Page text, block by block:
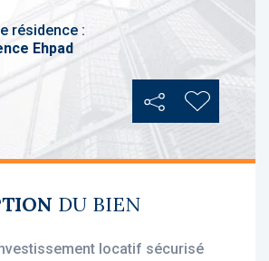
résidence :
Ehpad
PartagerAjouter
DU BIEN
locatif sécurisé